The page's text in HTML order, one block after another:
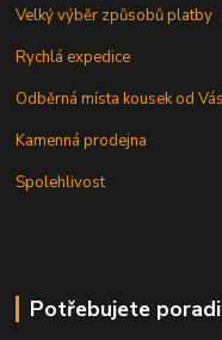
Velký výběr způsobů platby
Rychlá expedice
Odběrná místa kousek od Vás
Kamenná prodejna
Spolehlivost
Potřebujete